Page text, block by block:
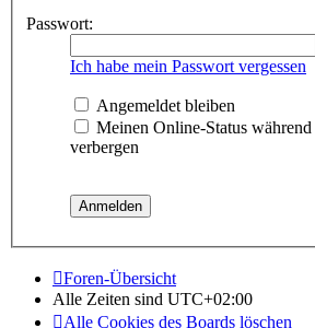
Passwort:
Ich habe mein Passwort vergessen
Angemeldet bleiben
Meinen Online-Status
verbergen
Foren-Übersicht
Alle Zeiten sind UTC+02:00
Alle Cookies des Boards löschen